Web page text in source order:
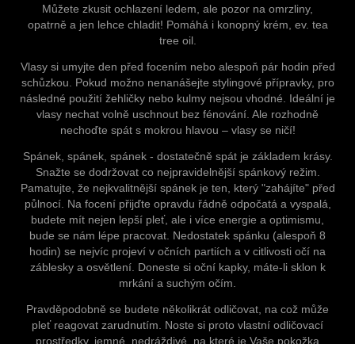
Můžete zkusit ochlazení ledem, ale pozor na omrzliny,
opatrně a jen lehce chladit! Pomáhá i konopný krém, ev. tea
tree oil.
Vlasy si umyjte den před focením nebo alespoň pár hodin před
schůzkou. Pokud možno nenanášejte stylingové přípravky, pro
následné použití žehličky nebo kulmy nejsou vhodné. Ideální je
vlasy nechat volně uschnout bez fénování. Ale rozhodně
nechoďte spát s mokrou hlavou – vlasy se ničí!
Spánek, spánek, spánek - dostatečně spát je základem krásy.
Snažte se dodržovat co nejpravidelnější spánkový režim.
Pamatujte, že nejkvalitnější spánek je ten, který "zahájíte" před
půlnocí. Na focení přijďte opravdu řádně odpočatá a vyspalá,
budete mít nejen lepší pleť, ale i více energie a optimismu,
bude se nám lépe pracovat. Nedostatek spánku (alespoň 8
hodin) se nejvíc projeví v očních partiích a v citlivosti očí na
záblesky a osvětlení. Doneste si oční kapky, máte-li sklon k
mrkání a suchým očím.
Pravděpodobně se budete několikrát odličovat, na což může
pleť reagovat zarudnutím. Noste si proto vlastní odličovací
prostředky, jemné, nedráždivé, na které je Vaše pokožka